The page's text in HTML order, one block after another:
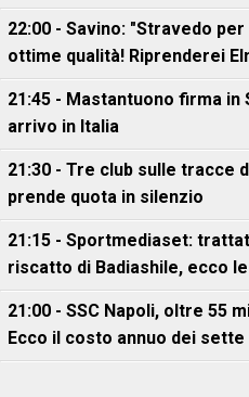
22:00 - Savino: "Stravedo
ottime qualità! Riprenderei
21:45 - Mastantuono firma
arrivo in Italia
21:30 - Tre club sulle tracce
prende quota in silenzio
21:15 - Sportmediaset:
riscatto di Badiashile, ecco
21:00 - SSC Napoli, oltre 55
Ecco il costo annuo dei